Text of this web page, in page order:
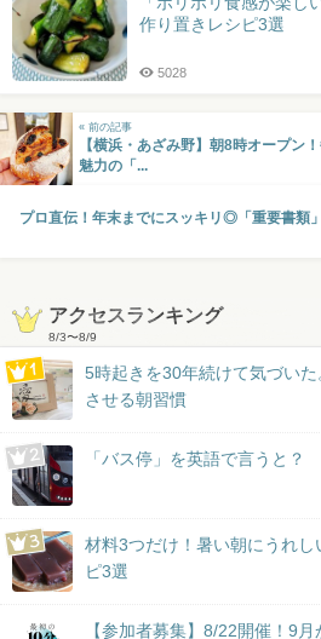
作り置きレシピ3選
5028
« 前の記事
【横浜・あざみ野】朝8時オープン
魅力の「...
プロ直伝！年末までにスッキリ◎「重要書類
アクセスランキング
8/3〜8/9
5時起きを30年続けて気づい
させる朝習慣
「バス停」を英語で言うと？
材料3つだけ！暑い朝にうれ
ピ3選
【参加者募集】8/22開催！9